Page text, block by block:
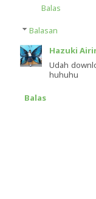
Balas
Balasan
Hazuki
Udah
huhuhu
Balas